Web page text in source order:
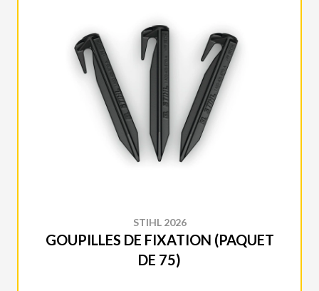
STIHL 2026
GOUPILLES DE FIXATION (PAQUET
DE 75)